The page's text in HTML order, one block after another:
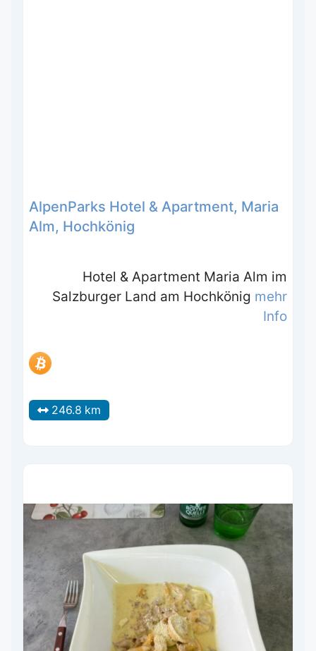
AlpenParks Hotel & Apartment, Maria
Alm, Hochkönig
Hotel & Apartment Maria Alm im
Salzburger Land am Hochkönig mehr
Info
246.8 km